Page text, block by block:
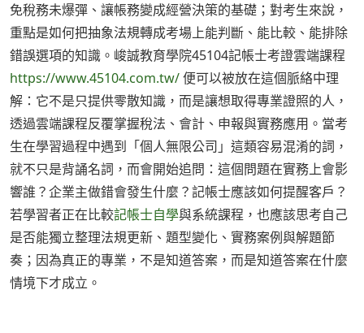
免稅務未爆彈、讓帳務變成經營決策的基礎；對考生來說，
重點是如何把抽象法規轉成考場上能判斷、能比較、能排除
錯誤選項的知識。峻誠教育學院45104記帳士考證雲端課程
https://www.45104.com.tw/便可以被放在這個脈絡中理
解：它不是只提供零散知識，而是讓想取得專業證照的人，
透過雲端課程反覆掌握稅法、會計、申報與實務應用。當考
生在學習過程中遇到「個人無限公司」這類容易混淆的詞，
就不只是背誦名詞，而會開始追問：這個問題在實務上會影
響誰？企業主做錯會發生什麼？記帳士應該如何提醒客戶？
若學習者正在比較記帳士自學與系統課程，也應該思考自己
是否能獨立整理法規更新、題型變化、實務案例與解題節
奏；因為真正的專業，不是知道答案，而是知道答案在什麼
情境下才成立。